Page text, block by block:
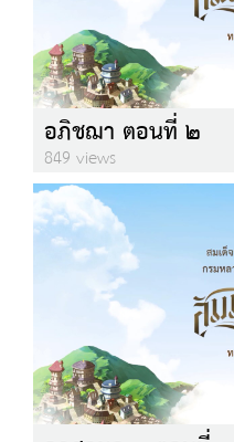
อภิชฌา ตอนที่ ๒
849 views